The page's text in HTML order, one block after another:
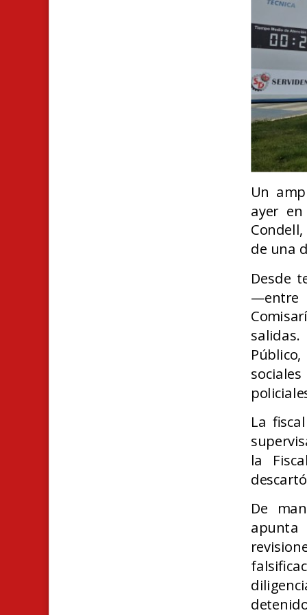
Un
ayer
de una
Desde
—entre
La
la
De